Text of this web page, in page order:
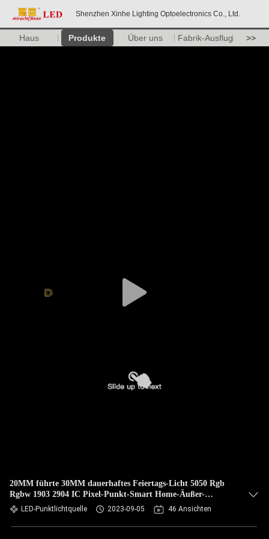
Shenzhen Xinhe Lighting Optoelectronics Co., Ltd.
Haus Produkte Über uns Fabrik-Ausflug >>
20MM führte 30MM dauerhaftes Feiertags-Licht 5050 Rgb
Rgbw 1903 2904 IC Pixel-Punkt-Smart Home-Äußer-
Weihnachtslicht
LED-Punktlichtquelle 2023-09-05 46 Ansichten